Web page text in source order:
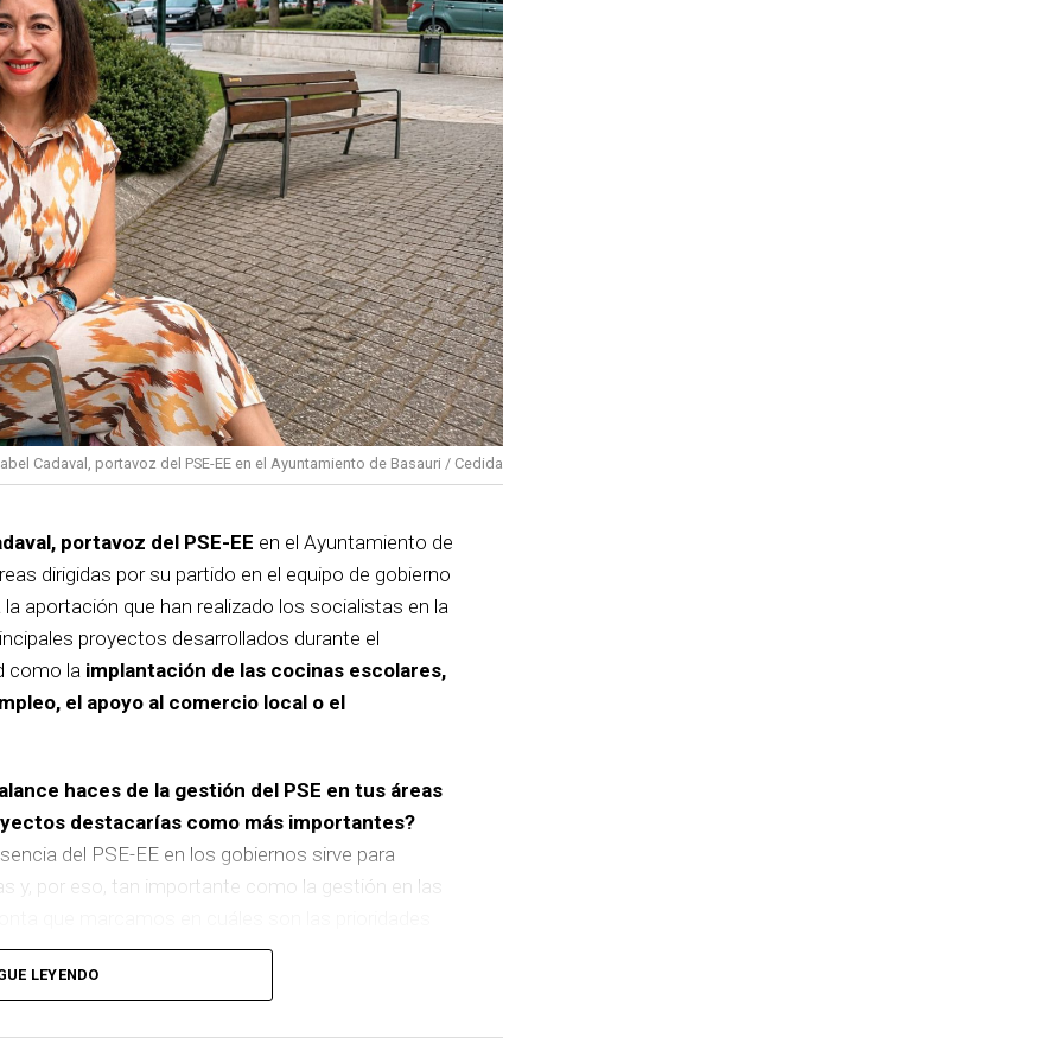
Cadaval, portavoz del PSE-EE en el Ayuntamiento de Basauri / Cedida
portavoz del PSE-EE en el Ayuntamiento de
dirigidas por su partido en el equipo de gobierno
aportación que han realizado los socialistas en la
proyectos desarrollados durante el
como la implantación de las cocinas escolares,
el apoyo al comercio local o el
haces de la gestión del PSE en tus áreas
destacarías como más importantes?
del PSE-EE en los gobiernos sirve para
y, por eso, tan importante como la gestión en las
cinco ascensores para garantizar la accesibilidad
que transformará la movilidad y la accesibilidad de
LEYENDO